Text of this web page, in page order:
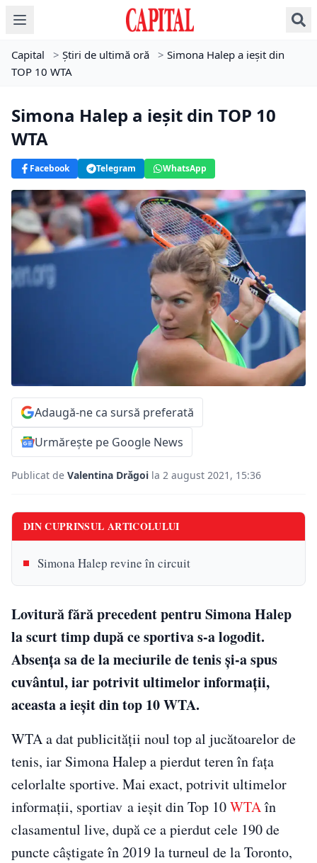
Capital > Știri de ultimă oră > Simona Halep a ieșit din
TOP 10 WTA
Simona Halep a ieșit din TOP 10
WTA
Facebook Telegram WhatsApp
Adaugă-ne ca sursă preferată
Urmărește pe Google News
Publicat de Valentina Drăgoi la 2 august 2021, 15:36
DIN CUPRINSUL ARTICOLULUI
Simona Halep revine în circuit
Lovitură fără precedent pentru Simona Halep
la scurt timp după ce sportiva s-a logodit.
Absența sa de la meciurile de tenis și-a spus
cuvântul, iar potrivit ultimelor informații,
aceasta a ieșit din top 10 WTA.
WTA a dat publicității noul top al jucătoarelor de
tenis, iar Simona Halep a pierdut teren în fața
celorlalte sportive. Mai exact, potrivit ultimelor
informații, sportiav a ieşit din Top 10WTAîn
clasamentul live, după ce a pierdut cele 190 de
puncte câştigate în 2019 la turneul de la Toronto,